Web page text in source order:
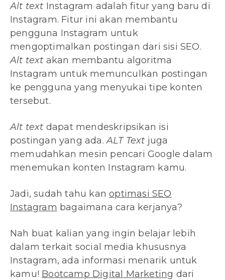
Alt text Instagram adalah fitur yang baru di
Instagram. Fitur ini akan membantu
pengguna Instagram untuk
mengoptimalkan postingan dari sisi SEO.
Alt text akan membantu algoritma
Instagram untuk memunculkan postingan
ke pengguna yang menyukai tipe konten
tersebut.
Alt text dapat mendeskripsikan isi
postingan yang ada.ALT Text juga
memudahkan mesin pencari Google dalam
menemukan konten Instagram kamu.
Jadi, sudah tahu kanoptimasi SEO
Instagram bagaimana cara kerjanya?
Nah buat kalian yang ingin belajar lebih
dalam terkait social media khususnya
Instagram, ada informasi menarik untuk
kamu! Bootcamp Digital Marketing dari